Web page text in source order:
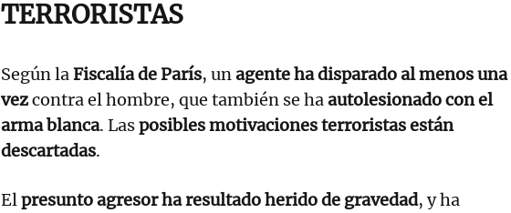
TERRORISTAS
Según laFiscalía de París, unagente ha disparado al menos una
vezcontra el hombre, que también se haautolesionado con el
arma blanca. Lasposibles motivaciones terroristas están
descartadas.
Elpresunto agresor ha resultado herido de gravedad, y ha